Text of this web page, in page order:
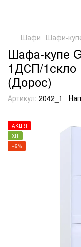
Шафи Шафи-
Шафа-купе
1ДСП/1скло
(Дорос)
Артикул: 2042_1
АКЦІЯ
ХІТ
−9%